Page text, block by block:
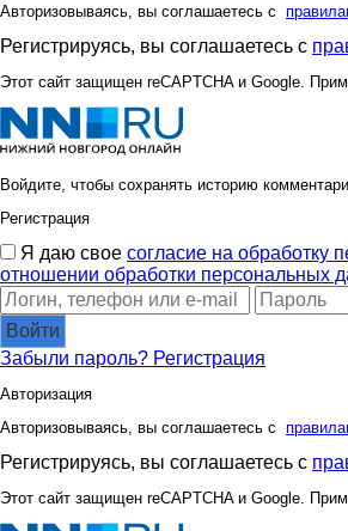
Авторизовываясь, вы соглашаетесь с
Регистрируясь, вы соглашаетесь с
Этот сайт защищен reCAPTCHA и Google.
Войдите, чтобы сохранять историю
Регистрация
Я даю свое согласие на обработку
отношении обработки персональных
Войти
Забыли пароль? Регистрация
Авторизация
Авторизовываясь, вы соглашаетесь с
Регистрируясь, вы соглашаетесь с
Этот сайт защищен reCAPTCHA и Google.